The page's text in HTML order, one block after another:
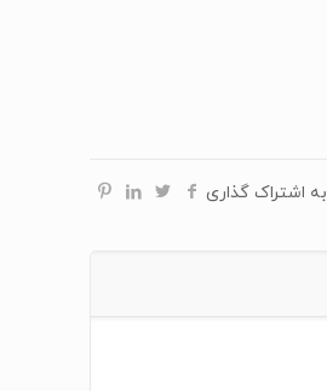
به اشتراک گذاری